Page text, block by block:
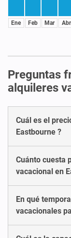
Ene Feb Mar Abr
Preguntas
alquileres
Cuál es el
Eastbourne ?
Cuánto cuesta
vacacional en
En qué
vacacionales